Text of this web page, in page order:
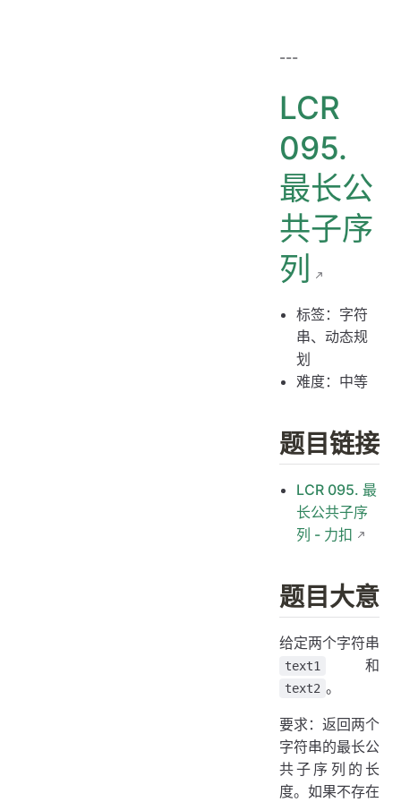
---
LCR
095.
最长公
共子序
列
标签：字符
串、动态规
划
难度：中等
题目链接
LCR 095. 最
长公共子序
列 - 力扣
题目大意
给定两个字符串
text1 和
text2 。
要求：返回两个
字符串的最长公
共子序列的长
度。如果不存在